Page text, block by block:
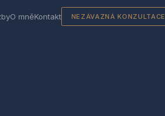
O mněKontakt NEZÁVAZNÁ KONZULTACE